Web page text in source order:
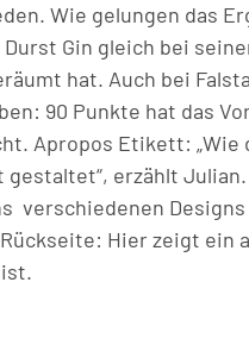
Wie gelungen das
Gin gleich bei
hat. Auch bei
90 Punkte hat das
Apropos Etikett: „Wie
erzählt Julian.
verschiedenen
Hier zeigt ein
ist.